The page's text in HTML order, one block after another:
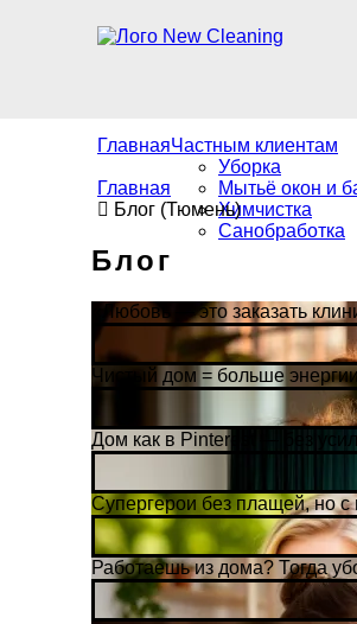
ГлавнаяЧастным клиентам
Уборка
Мытьё окон и
Химчистка
Санобработка
Главная
Блог (Тюмень)
Блог
«Любовь — это заказать
Чистый дом = больше
Дом как в Pinterest — без
Супергерои без плащей, но с
Работаешь из дома? Тогда